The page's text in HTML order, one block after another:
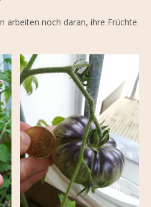
arbeiten noch daran, ihre Früchte